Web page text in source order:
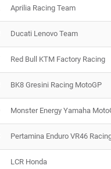
Aprilia Racing Team
Ducati Lenovo Team
Red Bull KTM Factory Racing
BK8 Gresini Racing MotoGP
Monster Energy Yamaha
Pertamina Enduro VR46
LCR Honda